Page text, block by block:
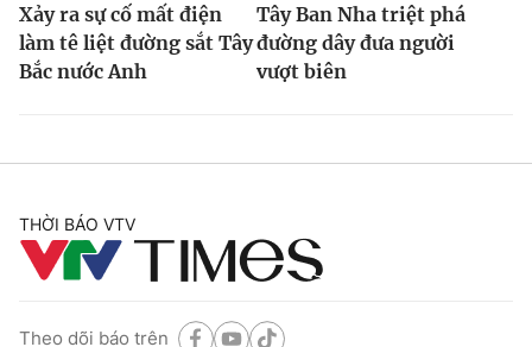
Xảy ra sự cố mất điện
làm tê liệt đường sắt Tây
Bắc nước Anh
Tây Ban Nha triệt phá
đường dây đưa người
vượt biên
THỜI BÁO VTV
Theo dõi báo trên